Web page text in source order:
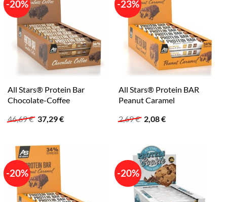
-20%
All Stars® Protein Bar
Chocolate-Coffee
46,69€ Ursprünglicher
46,69 €
37,29€Aktueller
-23%
All Stars® Protein BAR
Peanut Caramel
2,69€ Ursprünglicher
2,08€Aktueller
-20% -20%